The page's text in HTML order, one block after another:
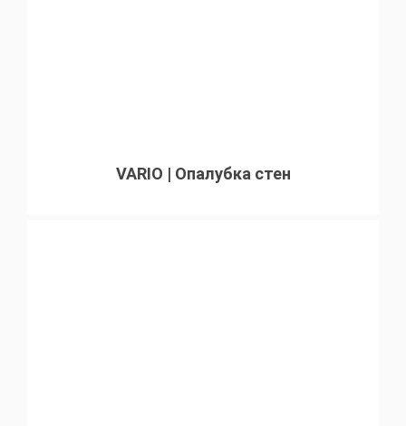
VARIO | Опалубка стен